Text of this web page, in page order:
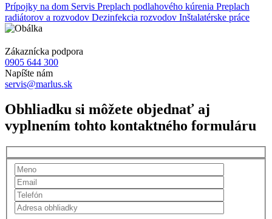
Prípojky na dom Servis Preplach podlahového kúrenia Preplach
radiátorov a rozvodov Dezinfekcia rozvodov Inštalatérske práce
Zákaznícka podpora
0905 644 300
Napíšte nám
servis@marlus.sk
Obhliadku si môžete objednať aj
vyplnením tohto kontaktného formuláru